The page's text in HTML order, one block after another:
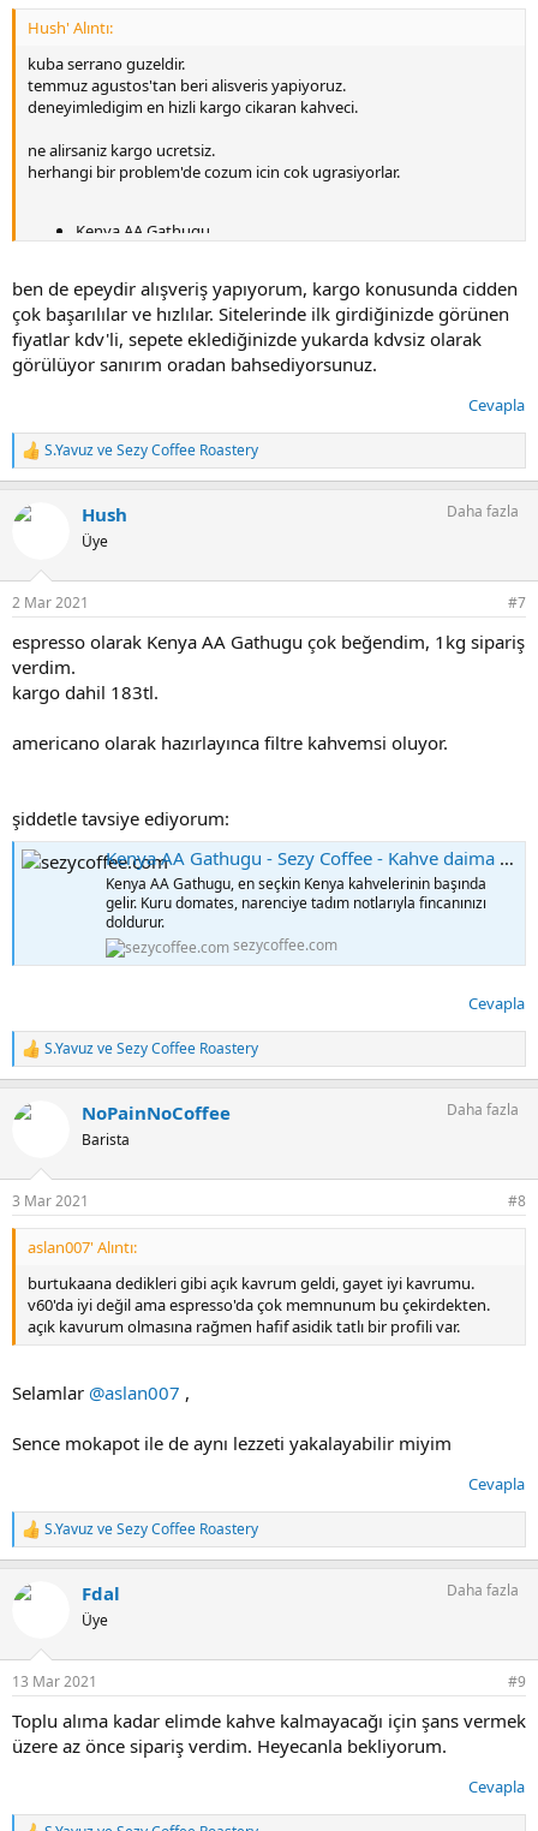
Hush' Alıntı:
kuba serrano guzeldir.
temmuz agustos'tan beri alisveris yapiyoruz.
deneyimledigim en hizli kargo cikaran kahveci.
ne alirsaniz kargo ucretsiz.
herhangi bir problem'de cozum icin cok ugrasiyorlar.
Kenya AA Gathugu
aldim bu sefer.
tek falsolari KDV'yi en son asamada eklemeleri
ilk gordugunuz fiyata bir de kdv ekleniyor.
ben de epeydir alışveriş yapıyorum, kargo konusunda cidden
çok başarılılar ve hızlılar. Sitelerinde ilk girdiğinizde görünen
fiyatlar kdv'li, sepete eklediğinizde yukarda kdvsiz olarak
görülüyor sanırım oradan bahsediyorsunuz.
Cevapla
T
e
k
S.YavuzveSezy Coffee Roastery
Hush
Üye
Daha fazla
2 Mar 2021 #7
espresso olarak Kenya AA Gathugu çok beğendim, 1kg sipariş
verdim.
kargo dahil 183tl.
americano olarak hazırlayınca filtre kahvemsi oluyor.
şiddetle tavsiye ediyorum:
Kenya AA Gathugu - Sezy Coffee - Kahve daima iyi bir fikirdir...
Kenya AA Gathugu, en seçkin Kenya kahvelerinin başında
gelir. Kuru domates, narenciye tadım notlarıyla fincanınızı
doldurur.
sezycoffee.com
Cevapla
T
e
k
S.YavuzveSezy Coffee Roastery
NoPainNoCoffee
Barista
Daha fazla
3 Mar 2021 #8
aslan007' Alıntı:
burtukaana dedikleri gibi açık kavrum geldi, gayet iyi kavrumu.
v60'da iyi değil ama espresso'da çok memnunum bu çekirdekten.
açık kavurum olmasına rağmen hafif asidik tatlı bir profili var.
Selamlar @aslan007 ,
Sence mokapot ile de aynı lezzeti yakalayabilir miyim
Cevapla
T
e
k
:
S.YavuzveSezy Coffee Roastery
Fdal
Üye
Daha fazla
13 Mar 2021 #9
Toplu alıma kadar elimde kahve kalmayacağı için şans vermek
üzere az önce sipariş verdim. Heyecanla bekliyorum.
Cevapla